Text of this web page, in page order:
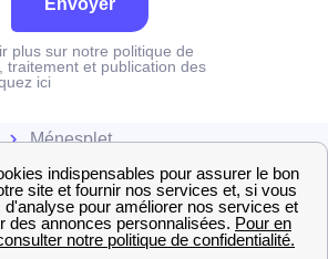
Envoyer
plus sur notre politique de
traitement et publication des
ici
Ménesplet